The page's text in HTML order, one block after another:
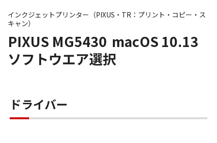
PIXUS MG5430 macOS 10.13
ソフトウエア選択
インクジェットプリンター（PIXUS・TR：プリント・コピー・ス
キャン）
ドライバー